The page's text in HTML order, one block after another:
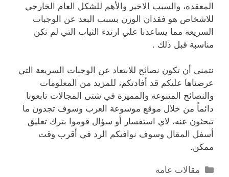
المعقده، والسبب الاخير والأهم للشكل العام الخارجي
للاشخاص هو فقدان الوزن بسبب البعد عن الوجبات
السريعة مما يساعدنا علي ارتدء الثياب التي لم تكن
مناسبة قبل ذلك .
نتمنى أن تكون نصائح للابتعاد عن الوجبات السريعة التي
عرضناها عليكم قد أفادتكم، للمزيد من المعلومات
والنصائح المتنوعة والمميزة في شتى المجالات تابعونا
دائماً من خلال موقع موسوعة العرب وسوف تجدون ما
تبحثون عنه، لاي استفسار أو سؤال قوموا بترك تعليق
أسفل المقال وسوف نوافيكم الرد في أقرب وقت
ممكن.
التصنيفات
مقالات عامة